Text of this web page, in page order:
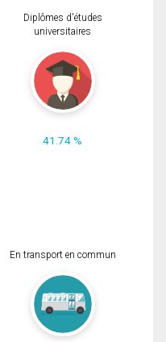
Diplômes d'études
universitaires
41.74 %
En transport en commun